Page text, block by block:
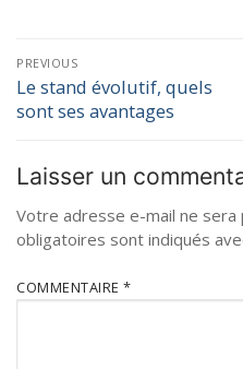
PREVIOUS
Le stand évolutif, quels
sont ses avantages
Laisser un
Votre adresse e-mail ne sera
obligatoires sont indiqués
COMMENTAIRE *